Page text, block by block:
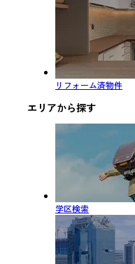
リフォーム済物件
エリアから探す
学区検索